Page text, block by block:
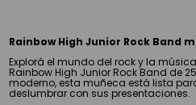
Rainbow High Junior Rock Band
Explorá el mundo del rock y la
Rainbow High Junior Rock Band de
moderno, esta muñeca está lista
deslumbrar con sus presentaciones.